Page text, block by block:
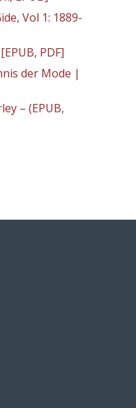
Vol 1: 1889-
PDF]
der Mode |
– (EPUB,